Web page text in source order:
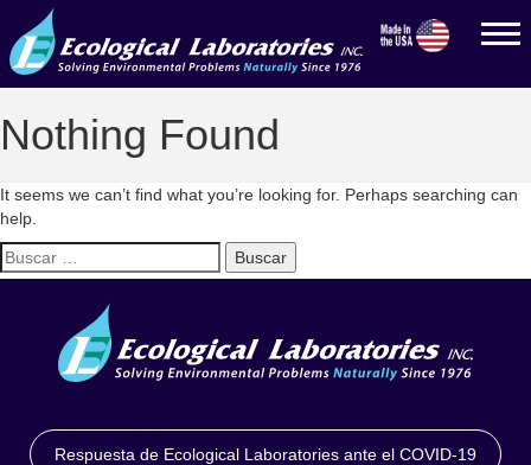
Nothing Found
It seems we can’t find what you’re looking for. Perhaps searching can
help.
Buscar:
Respuesta de Ecological Laboratories ante el COVID-19